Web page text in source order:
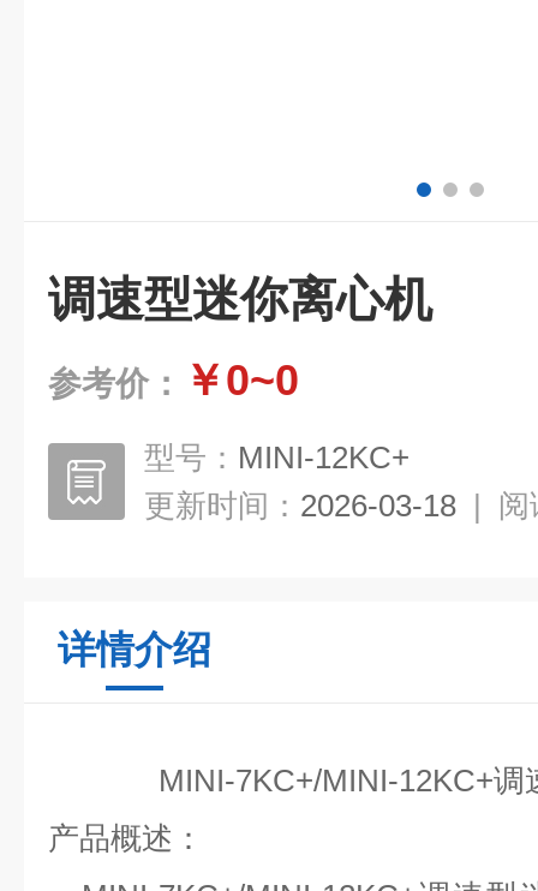
调速型迷你离心机
参考价： ￥0~0
型号： MINI-12KC+
更新时间： 2026-03-18 | 阅
详情介绍
MINI-7KC+/MINI-12KC+调
产品概述：